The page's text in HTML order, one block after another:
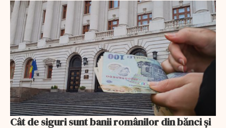
Cât de siguri sunt banii românilor din bănci şi